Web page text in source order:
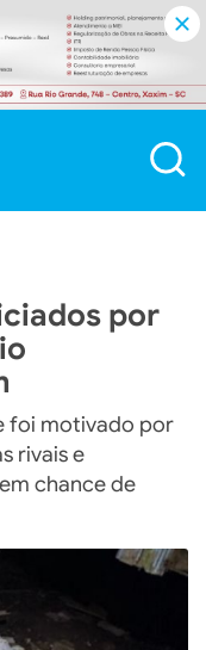
por
foi motivado por
rivais e
chance de